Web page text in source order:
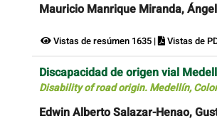
Mauricio Manrique Miranda,
Vistas de resúmen 1635 | Vistas de
Discapacidad de origen vial
Disability of road origin. Medellín,
Edwin Alberto Salazar-Henao,